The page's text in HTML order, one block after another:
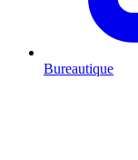
Bureautique